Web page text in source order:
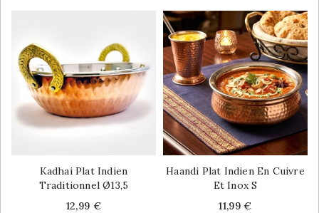
Kadhai Plat Indien
Traditionnel Ø13,5
Price
12,99 €
Haandi Plat Indien En Cuivre
Et Inox S
Price
11,99 €